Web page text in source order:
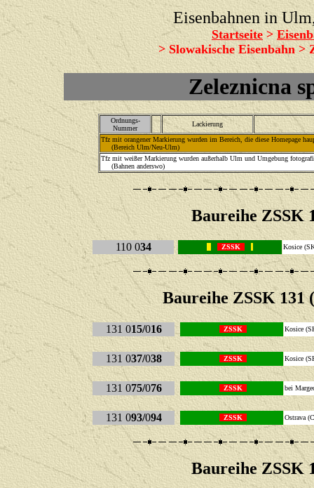
Eisenbahnen in
Startseite >
> Slowakische Eisenbahn >
Zeleznicna
Ordnungs-
Nummer
Lackierung
Tfz mit orangener Markierung wurden im Bereich, die diese Homepage
(Bereich Ulm/Neu-Ulm)
Tfz mit weißer Markierung wurden außerhalb Ulm und Umgebung
(Bahnen anderswo)
Baureihe ZSSK
110 034 ZSSK Kosice
Baureihe ZSSK 131
131 015/016 ZSSK Kosice
131 037/038 ZSSK Kosice
131 075/076 ZSSK bei
131 093/094 ZSSK Ostrava
Baureihe ZSSK